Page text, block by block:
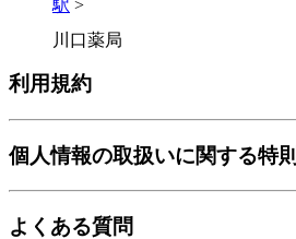
駅 >
川口薬局
利用規約
個人情報の取扱いに関する特則
よくある質問